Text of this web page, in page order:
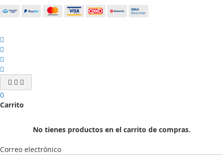
0
Carrito
No tienes productos en el carrito de compras.
Correo electrónico